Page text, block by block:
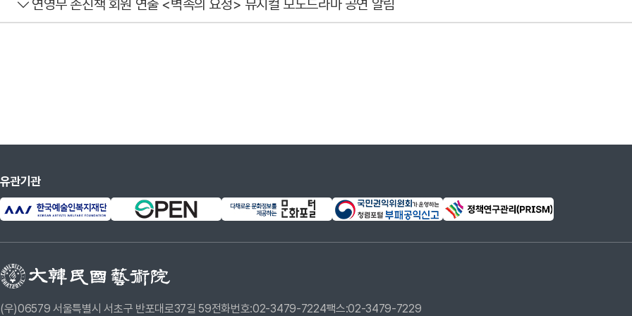
연영무 손진책 회원 연출 <벽속의 요정> 뮤지컬 모노드라마 공연 알림
유관기관
(우)06579 서울특별시 서초구 반포대로37길 59전화번호:02-3479-7224팩스:02-3479-7229